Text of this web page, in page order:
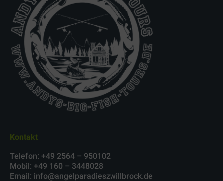
Kontakt
Telefon: +49 2564 – 950102
Mobil: +49 160 – 3448028
Email: info@angelparadieszwillbrock.de